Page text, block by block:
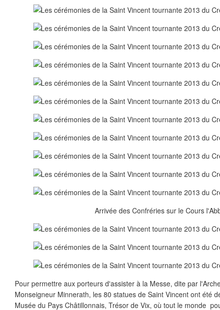
Arrivée des Confréries sur le Cours
Pour permettre aux porteurs d'assister à la Messe, dite par
Monseigneur Minnerath, les 80 statues de Saint Vincent ont été
Musée du Pays Châtillonnais, Trésor de Vix, où tout le monde